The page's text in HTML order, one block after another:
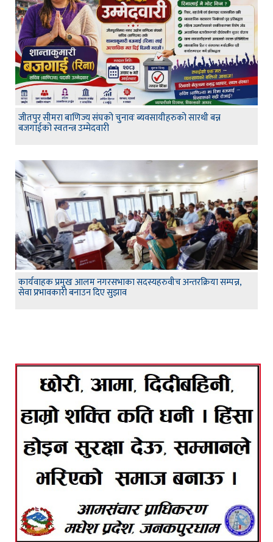
जीतपुर सीमरा बाणिज्य संघको चुनावः ब्यवसायीहरुको सारथी बन्न
बजगाईको स्वतन्त्र उम्मेदवारी
कार्यवाहक प्रमुख आलम नगरसभाका सदस्यहरुवीच अन्तरक्रिया सम्पन्न,
सेवा प्रभावकारी बनाउन दिए सुझाव